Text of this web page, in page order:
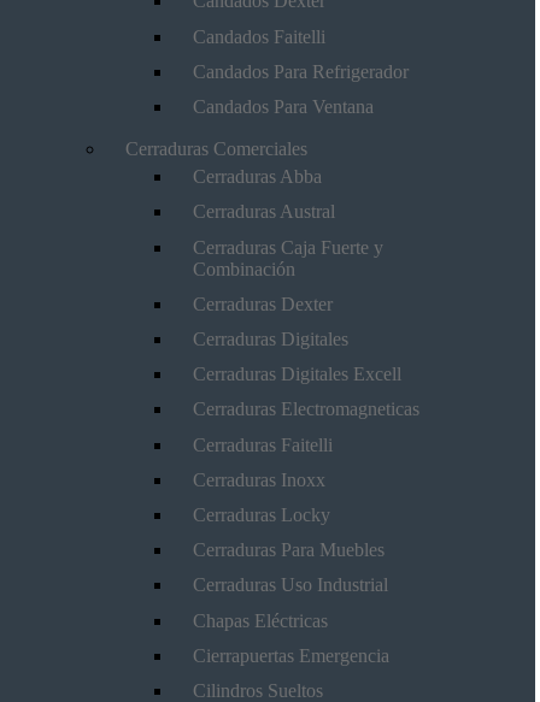
Candados Faitelli
Candados Para Refrigerador
Candados Para Ventana
Cerraduras Comerciales
Cerraduras Abba
Cerraduras Austral
Cerraduras Caja Fuerte y
Combinación
Cerraduras Dexter
Cerraduras Digitales
Cerraduras Digitales Excell
Cerraduras Electromagneticas
Cerraduras Faitelli
Cerraduras Inoxx
Cerraduras Locky
Cerraduras Para Muebles
Cerraduras Uso Industrial
Chapas Eléctricas
Cierrapuertas Emergencia
Cilindros Sueltos